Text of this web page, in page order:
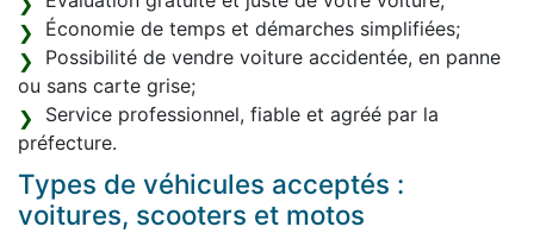
Économie de temps et démarches simplifiées;
Possibilité de vendre voiture accidentée, en panne
ou sans carte grise;
Service professionnel, fiable et agréé par la
préfecture.
Types de véhicules acceptés :
voitures, scooters et motos